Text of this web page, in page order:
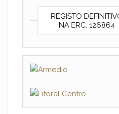
REGISTO
NA ERC: 126864